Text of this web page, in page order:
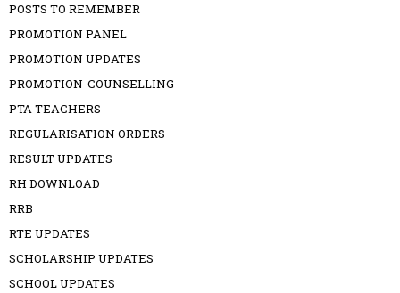
POSTS TO REMEMBER
PROMOTION PANEL
PROMOTION UPDATES
PROMOTION-COUNSELLING
PTA TEACHERS
REGULARISATION ORDERS
RESULT UPDATES
RH DOWNLOAD
RRB
RTE UPDATES
SCHOLARSHIP UPDATES
SCHOOL UPDATES